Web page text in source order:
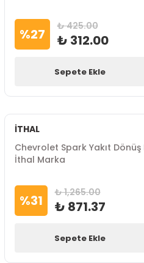
%27 ₺ 425.00
₺ 312.00
Sepete Ekle
İTHAL
Chevrolet Spark Yakıt Dönüş
İthal Marka
%31 ₺ 1,265.00
₺ 871.37
Sepete Ekle